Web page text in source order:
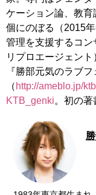
ケーション論、教
個にのぼる（2015
管理を支援するコ
リプロエージェン
『勝部元気のラブフ
（ http://ameblo.jp/
KTB_genki。初の著